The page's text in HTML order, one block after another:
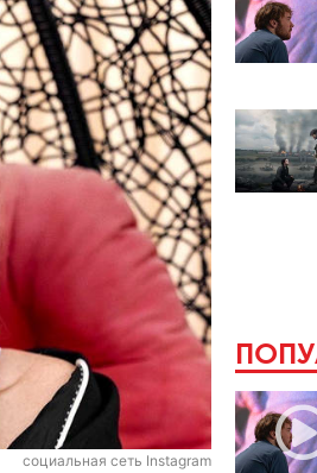
социальная сеть Instagram